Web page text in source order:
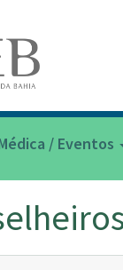
/ Eventos